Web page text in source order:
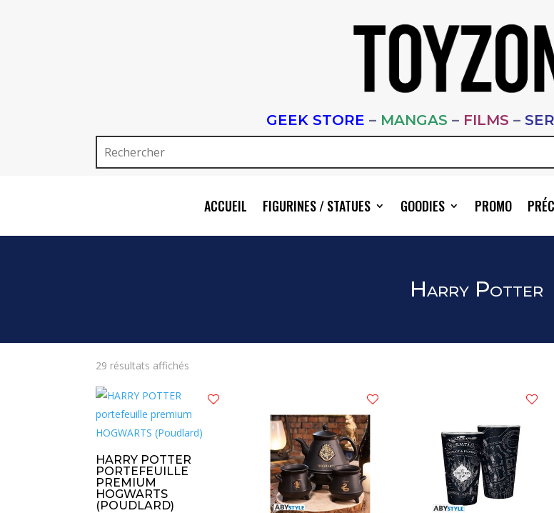
GEEK STORE – MANGAS – FILMS –
ACCUEIL FIGURINES / STATUES GOODIES PROMO
Harry Potter
29 résultats affichés
récent
au
ancien
HARRY POTTER
PORTEFEUILLE
PREMIUM
HOGWARTS
(POUDLARD)